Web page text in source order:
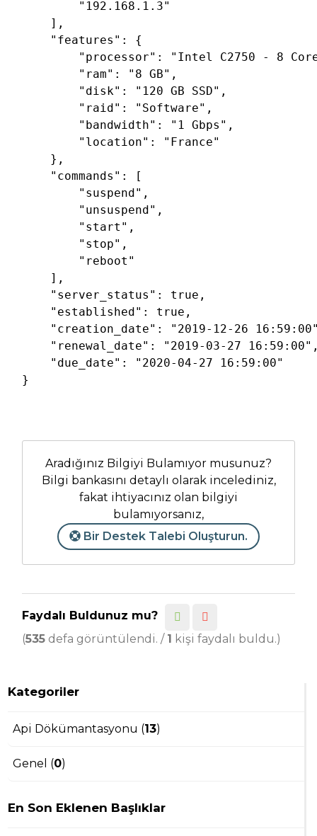
"192.168.1.3"
    ],
"features" : {
"processor" : "Intel C2750 - 8
"ram" : "8 GB" ,
"disk" : "120 GB SSD" ,
"raid" : "Software" ,
"bandwidth" : "1 Gbps" ,
"location" : "France"
    },
"commands" : [
"suspend" ,
"unsuspend" ,
"start" ,
"stop" ,
"reboot"
    ],
"server_status" : true ,
"established" : true ,
"creation_date" : "2019-12-26
"renewal_date" : "2019-03-27 16:59:00"
"due_date" : "2020-04-27 16:59:00"
}
Aradığınız Bilgiyi Bulamıyor musunuz?
Bilgi bankasını detaylı olarak incelediniz,
fakat ihtiyacınız olan bilgiyi
bulamıyorsanız,
Bir Destek Talebi Oluşturun.
Faydalı Buldunuz mu?
(535 defa görüntülendi. / 1 kişi faydalı buldu.)
Kategoriler
Api Dökümantasyonu (13)
Genel (0)
En Son Eklenen Başlıklar